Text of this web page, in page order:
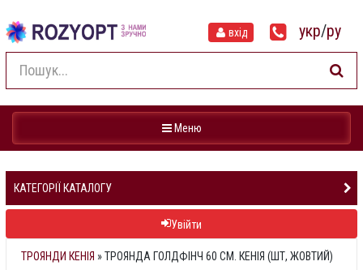
вхід укр/ру
Навігація
Меню
КАТЕГОРІЇ КАТАЛОГУ
Увійти
ТРОЯНДИ КЕНІЯ »ТРОЯНДА ГОЛДФІНЧ 60 СМ. КЕНІЯ (ШТ, ЖОВТИЙ)